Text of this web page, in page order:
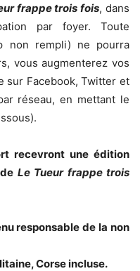
frappe trois fois, dans
par foyer. Toute
non rempli) ne pourra
vous augmenterez vos
sur Facebook, Twitter et
réseau, en mettant le
recevront une édition
Le Tueur frappe trois
responsable de la non
Corse incluse.